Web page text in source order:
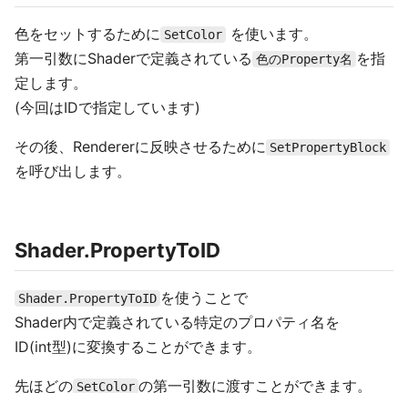
色をセットするために SetColor
を使います。
第一引数にShaderで定義されている 色のProperty名 を指
定します。
(今回はIDで指定しています)
その後、Rendererに反映させるために SetPropertyBlock
を呼び出します。
Shader.PropertyToID
Shader.PropertyToID を使うことで
Shader内で定義されている特定のプロパティ名を
ID(int型)に変換することができます。
先ほどの SetColor の第一引数に渡すことができます。